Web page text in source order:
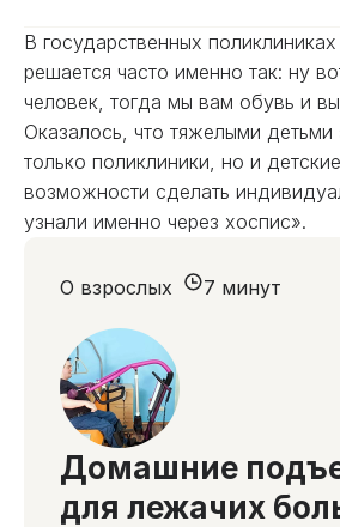
В государственных
решается часто именно так: ну
человек, тогда мы вам обувь и
Оказалось, что тяжелыми детьми
только поликлиники, но и
возможности сделать
узнали именно через хоспис».
Домашние
для лежачих
О взрослых 7 минут